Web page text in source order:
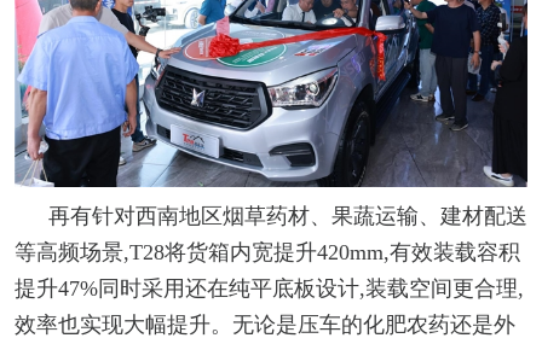
再有针对西南地区烟草药材、果蔬运输、建材配送
等高频场景,T28将货箱内宽提升420mm,有效装载容积
提升47%同时采用还在纯平底板设计,装载空间更合理,
效率也实现大幅提升。无论是压车的化肥农药还是外